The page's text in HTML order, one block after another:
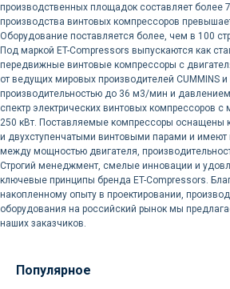
производственных площадок составляет более
производства винтовых компрессоров
Оборудование поставляется более, чем в 100
Под маркой ET-Compressors выпускаются как
передвижные винтовые компрессоры с
от ведущих мировых производителей CUMMINS и
производительностью до 36 м3/мин и
спектр электрических винтовых компрессоров
250 кВт. Поставляемые компрессоры оснащены
и двухступенчатыми винтовыми парами и
между мощностью двигателя,
Строгий менеджмент, смелые инновации и
ключевые принципы бренда ET-Compressors.
накопленному опыту в проектировании,
оборудования на российский рынок мы
наших заказчиков.
Популярное
Доставка осуществляется
силами нашей компании
Логистика поставок настраивается
индивидуально под заказчика,
может быть выделена в отдельную
статью расходов или включена
в стоимость оборудования